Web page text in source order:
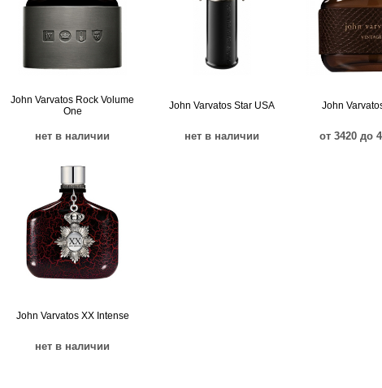
John Varvatos Rock Volume
One
нет в наличии
John Varvatos Star USA
нет в наличии
John
от 3420 до
John Varvatos XX Intense
нет в наличии